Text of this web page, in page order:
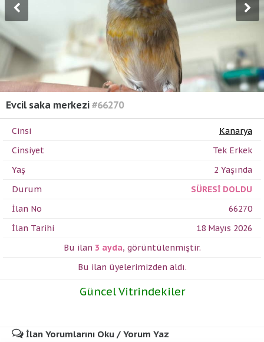
Evcil saka merkezi #66270
Cinsi
Kanarya
Cinsiyet
Tek Erkek
Yaş
2 Yaşında
Durum
SÜRESİ DOLDU
İlan No
66270
İlan Tarihi
18 Mayıs 2026
Bu ilan 3 ayda, görüntülenmiştir.
Bu ilan üyelerimizden aldı.
Güncel Vitrindekiler
İlan Yorumlarını Oku / Yorum Yaz